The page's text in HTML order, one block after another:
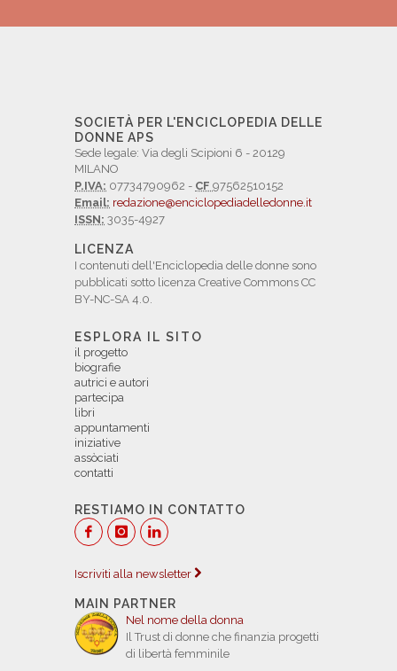
SOCIETÀ PER L'ENCICLOPEDIA DELLE
DONNE APS
Sede legale: Via degli Scipioni 6 - 20129
MILANO
P.IVA: 07734790962 - CF 97562510152
Email: redazione@enciclopediadelledonne.it
ISSN: 3035-4927
LICENZA
I contenuti dell'Enciclopedia delle donne sono
pubblicati sotto licenza Creative Commons CC
BY-NC-SA 4.0.
ESPLORA IL SITO
il progetto
biografie
autrici e autori
partecipa
libri
appuntamenti
iniziative
assòciati
contatti
RESTIAMO IN CONTATTO
Iscriviti alla newsletter
MAIN PARTNER
Nel nome della donna
Il Trust di donne che finanzia progetti
di libertà femminile